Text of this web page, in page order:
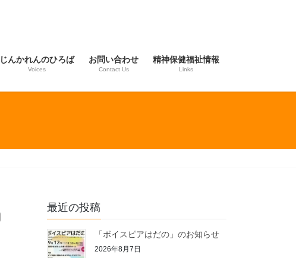
じんかれんのひろば
Voices
お問い合わせ
Contact Us
精神保健福祉情報
Links
最近の投稿
「ボイスピアはだの」のお知らせ
2026年8月7日